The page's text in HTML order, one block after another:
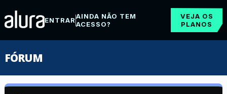
ENTRARAINDA NÃO TEM
ACESSO?
VEJA OS
PLANOS
FÓRUM